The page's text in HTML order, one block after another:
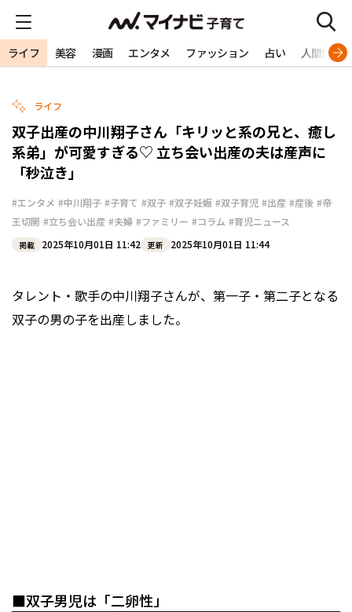
ライフ 美容 漫画 エンタメ ファッション 占い 人間関係
ライフ
双子出産の中川翔子さん「キリッと系の兄と、癒し
系弟」が可愛すぎる♡ 立ち会い出産の夫は産声に
「秒泣き」
#エンタメ #中川翔子 #子育て #双子 #双子妊娠 #双子育児 #出産 #産後 #帝
王切開 #立ち会い出産 #夫婦 #ファミリー #コラム #育児ニュース
掲載 2025年10月01日 11:42 更新 2025年10月01日 11:44
タレント・歌手の中川翔子さんが、第一子・第二子となる
双子の男の子を出産しました。
■双子男児は「二卵性」